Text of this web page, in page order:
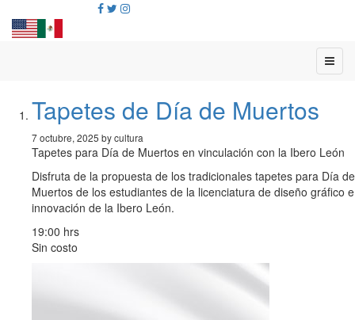
Tapetes de Día de Muertos
7 octubre, 2025 by cultura
Tapetes para Día de Muertos en vinculación con la Ibero León
Disfruta de la propuesta de los tradicionales tapetes para Día de
Muertos de los estudiantes de la licenciatura de diseño gráfico e
innovación de la Ibero León.
19:00 hrs
Sin costo